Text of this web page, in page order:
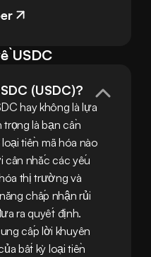
USDC
(USDC)?
hay không là lựa
trọng là bạn cần
tiền mã hóa nào
cân nhắc các yếu
thị trường và
chấp nhận rủi
ra quyết định.
cấp lời khuyên
bất kỳ loại tiền